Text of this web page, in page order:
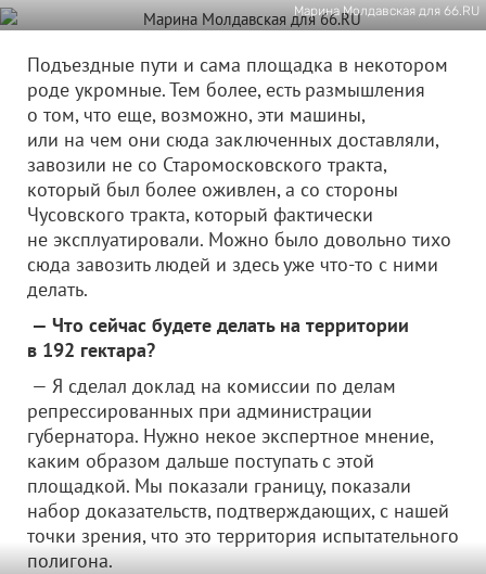
Марина Молдавская для 66.RU
Подъездные пути и сама площадка в некотором
роде укромные. Тем более, есть размышления
о том, что еще, возможно, эти машины,
или на чем они сюда заключенных доставляли,
завозили не со Старомосковского тракта,
который был более оживлен, а со стороны
Чусовского тракта, который фактически
не эксплуатировали. Можно было довольно тихо
сюда завозить людей и здесь уже что-то с ними
делать.
— Что сейчас будете делать на территории
в 192 гектара?
— Я сделал доклад на комиссии по делам
репрессированных при администрации
губернатора. Нужно некое экспертное мнение,
каким образом дальше поступать с этой
площадкой. Мы показали границу, показали
набор доказательств, подтверждающих, с нашей
точки зрения, что это территория испытательного
полигона.